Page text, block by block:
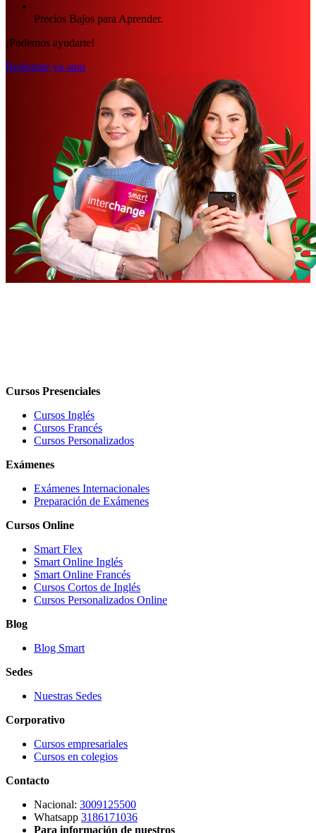
Precios Bajos para Aprender.
¡Podemos ayudarte!
Regístrate ya aqui
Cursos Presenciales
Cursos Inglés
Cursos Francés
Cursos Personalizados
Exámenes
Exámenes Internacionales
Preparación de Exámenes
Cursos Online
Smart Flex
Smart Online Inglés
Smart Online Francés
Cursos Cortos de Inglés
Cursos Personalizados Online
Blog
Blog Smart
Sedes
Nuestras Sedes
Corporativo
Cursos empresariales
Cursos en colegios
Contacto
Nacional: 3009125500
Whatsapp 3186171036
Para información de nuestros